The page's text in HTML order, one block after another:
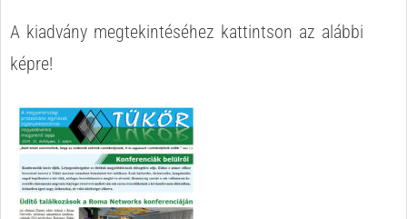
A kiadvány megtekintéséhez kattintson az alábbi
képre!